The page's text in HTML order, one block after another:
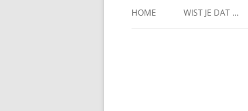
HOME WIST JE DAT …